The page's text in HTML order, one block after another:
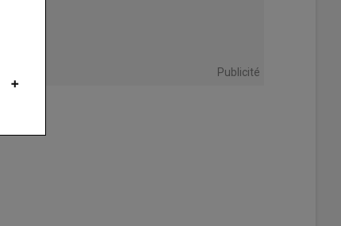
Publicité